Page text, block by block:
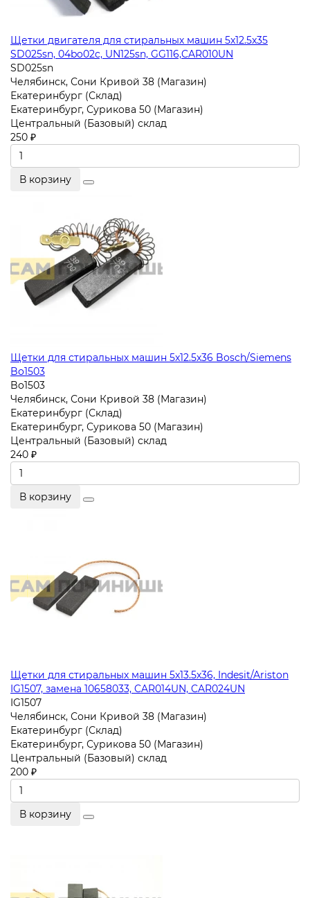
Щетки двигателя для стиральных машин 5x12.5x35
SD025sn, 04bo02c, UN125sn, GG116,CAR010UN
SD025sn
Челябинск, Сони Кривой 38 (Магазин)
Екатеринбург (Склад)
Екатеринбург, Сурикова 50 (Магазин)
Центральный (Базовый) склад
250 ₽
В корзину
Щетки для стиральных машин 5x12.5x36 Bosch/Siemens
Bo1503
Bo1503
Челябинск, Сони Кривой 38 (Магазин)
Екатеринбург (Склад)
Екатеринбург, Сурикова 50 (Магазин)
Центральный (Базовый) склад
240 ₽
В корзину
Щетки для стиральных машин 5x13.5x36, Indesit/Ariston
IG1507, замена 10658033, CAR014UN, CAR024UN
IG1507
Челябинск, Сони Кривой 38 (Магазин)
Екатеринбург (Склад)
Екатеринбург, Сурикова 50 (Магазин)
Центральный (Базовый) склад
200 ₽
В корзину